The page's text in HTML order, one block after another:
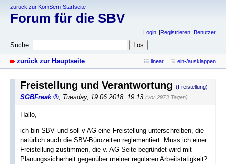
zurück zur KomSem-Startseite
Forum für die SBV
Login Registrieren Benutzer
Suche:
zurück zur Hauptseite linear ein-/ausklappen
Freistellung und Verantwortung (Freistellung)
SGBFreak , Tuesday, 19.06.2018, 19:13 (vor 2973 Tagen)
Hallo,
ich bin SBV und soll v AG eine Freistellung unterschreiben, die
natürlich auch die SBV-Bürozeiten reglementiert. Muss ich einer
Freistellung zustimmen, die v. AG Seite begründet wird mit
Planungssicherheit gegenüber meiner regulären Arbeitstätigkeit?